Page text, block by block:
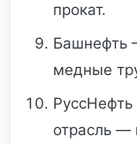
прокат.
Башнефть
медные
отрасль —